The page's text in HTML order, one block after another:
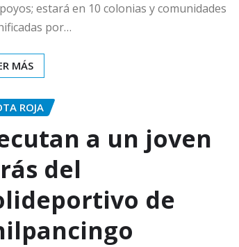
estará en 10 colonias y comunidades
por…
MÁS
ROJA
a un joven
del
de